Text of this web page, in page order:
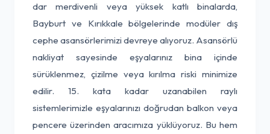
dar merdivenli veya yüksek katlı binalarda,
Bayburt ve Kırıkkale bölgelerinde modüler dış
cephe asansörlerimizi devreye alıyoruz. Asansörlü
nakliyat sayesinde eşyalarınız bina içinde
sürüklenmez, çizilme veya kırılma riski minimize
edilir. 15. kata kadar uzanabilen raylı
sistemlerimizle eşyalarınızı doğrudan balkon veya
pencere üzerinden aracımıza yüklüyoruz. Bu hem